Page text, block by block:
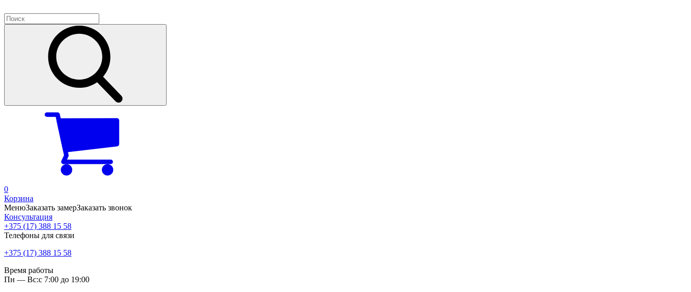
0
Корзина
МенюЗаказать замерЗаказать звонок
Консультация
+375 (17) 388 15 58
Телефоны для связи
+375 (17) 388 15 58
Время работы
Пн — Вс:с 7:00 до 19:00